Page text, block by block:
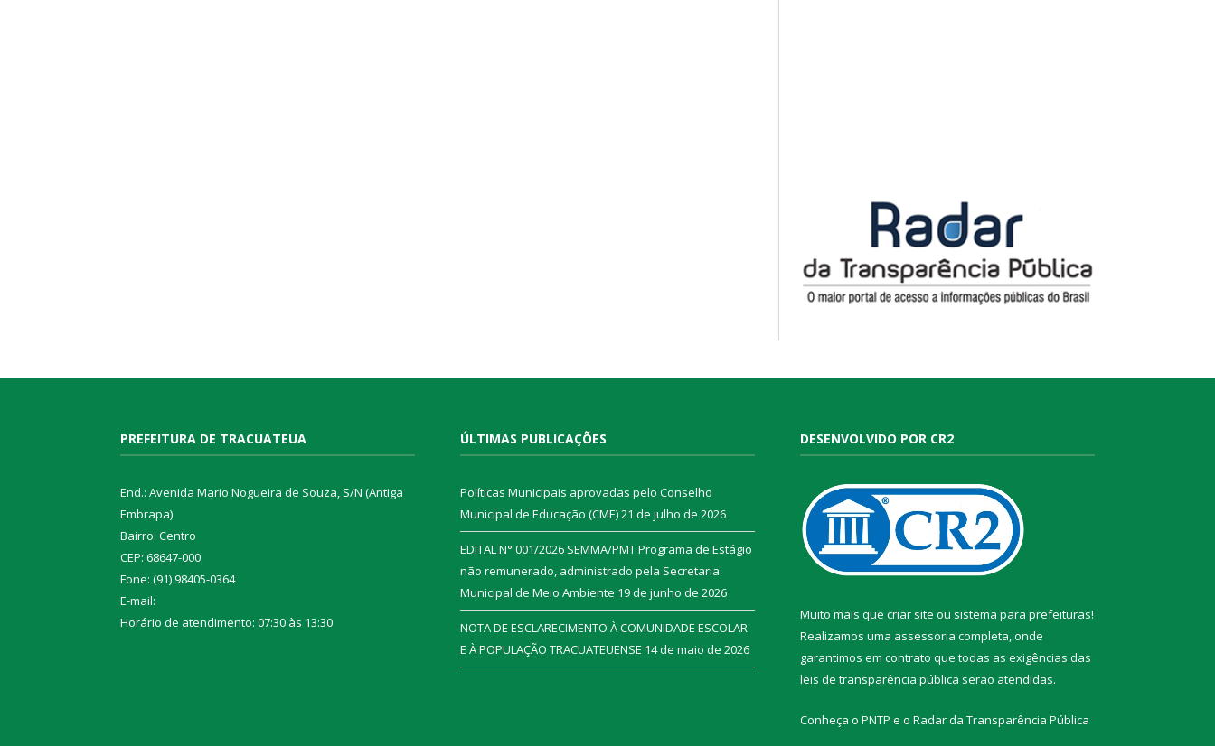
PREFEITURA DE TRACUATEUA
End.: Avenida Mario Nogueira de Souza, S/N (Antiga
Embrapa)
Bairro: Centro
CEP: 68647-000
Fone: (91) 98405-0364
E-mail:
Horário de atendimento: 07:30 às 13:30
ÚLTIMAS PUBLICAÇÕES
Políticas Municipais aprovadas pelo Conselho
Municipal de Educação (CME)21 de julho de 2026
EDITAL N° 001/2026 SEMMA/PMT Programa de Estágio
não remunerado, administrado pela Secretaria
Municipal de Meio Ambiente 19 de junho de 2026
NOTA DE ESCLARECIMENTO À COMUNIDADE ESCOLAR
E À POPULAÇÃO TRACUATEUENSE 14 de maio de 2026
DESENVOLVIDO POR CR2
Muito mais que criar site ou sistema para prefeituras!
Realizamos uma assessoria completa, onde
garantimos em contrato que todas as exigências das
leis de transparência pública serão atendidas.
Conheça o PNTP e o Radar da Transparência Pública